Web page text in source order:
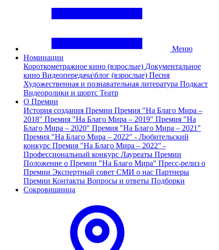
Меню
Номинации
Короткометражное кино (взрослые) Документальное
кино Видеопередача\блог (взрослые) Песня
Художественная и познавательная литература Подкаст
Видеоролики и шортс Театр
О Премии
История создания Премии Премия "На Благо Мира –
2018" Премия "На Благо Мира – 2019" Премия "На
Благо Мира – 2020" Премия "На Благо Мира – 2021"
Премия "На Благо Мира – 2022" - Любительский
конкурс Премия "На Благо Мира – 2022" -
Профессиональный конкурс Лауреаты Премии
Положение о Премии "На Благо Мира" Пресс-релиз о
Премии Экспертный совет СМИ о нас Партнеры
Премии Контакты Вопросы и ответы Подборки
Сокровищница